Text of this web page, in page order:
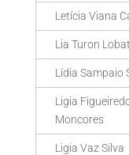
Letícia Viana
Lia Turon
Lídia Sampaio
Ligia
Moncores
Ligia Vaz Silva